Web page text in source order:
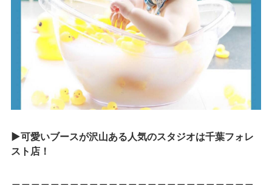
▶可愛いブースが沢山ある人気のスタジオは千葉フォレ
スト店！